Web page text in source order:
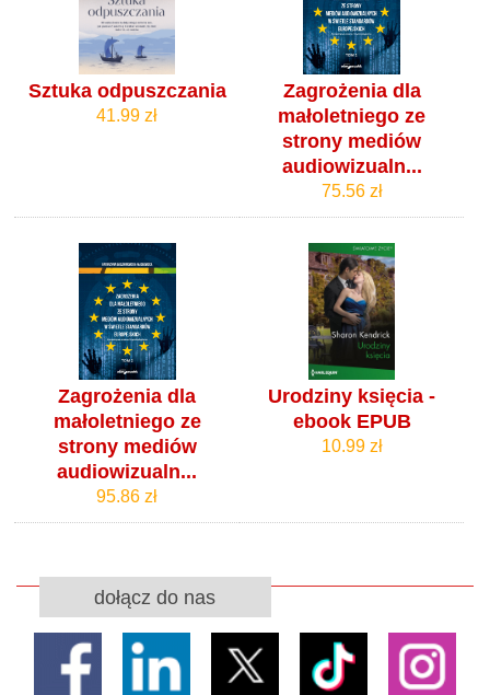
Sztuka odpuszczania
41.99 zł
Zagrożenia dla
małoletniego ze
strony mediów
audiowizualn...
75.56 zł
Zagrożenia dla
małoletniego ze
strony mediów
audiowizualn...
95.86 zł
Urodziny księcia -
ebook EPUB
10.99 zł
dołącz do nas